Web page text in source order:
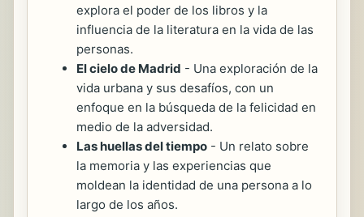
explora el poder de los libros y la
influencia de la literatura en la vida de las
personas.
El cielo de Madrid - Una exploración de la
vida urbana y sus desafíos, con un
enfoque en la búsqueda de la felicidad en
medio de la adversidad.
Las huellas del tiempo - Un relato sobre
la memoria y las experiencias que
moldean la identidad de una persona a lo
largo de los años.